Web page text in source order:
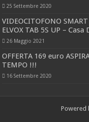
25 Settembre 2020
VIDEOCITOFONO
ELVOX TAB 5S UP –
26 Maggio 2021
OFFERTA 169 euro
TEMPO !!!
16 Settembre 2020
Powered